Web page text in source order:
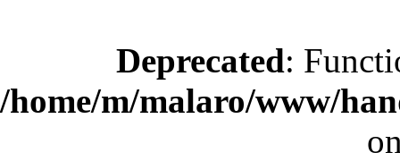
Deprecated:
/home/m/malaro/www/